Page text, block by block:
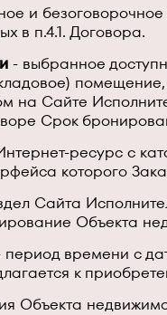
и
в п.4.1. Договора.
- выбранное
на Сайте
Срок
ресурс с
которого
Сайта
Объекта
период времени с
к
Объекта